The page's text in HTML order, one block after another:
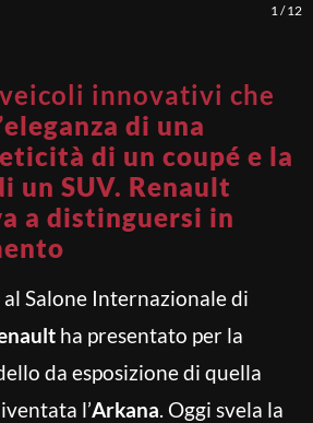
1 /12
innovativi che
eleganza di una
di un coupé e la
un SUV. Renault
a distinguersi in
al Salone Internazionale di
ha presentato per la
da esposizione di quella
l’Arkana. Oggi svela la